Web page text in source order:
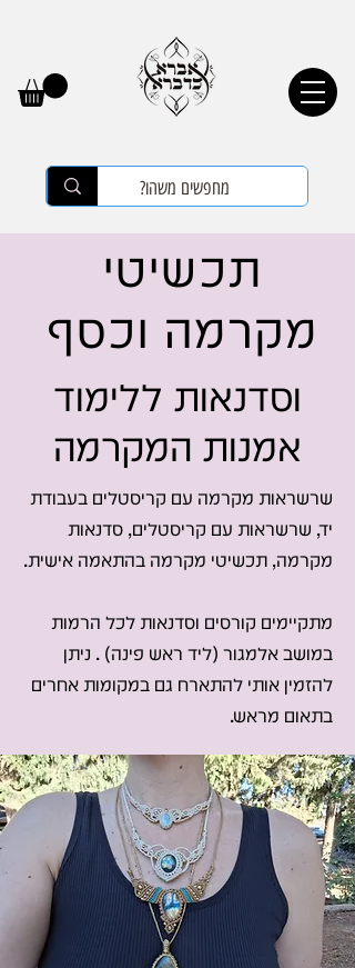
תכשיטי
מקרמה וכסף
וסדנאות ללימוד
אמנות המקרמה
שרשראות מקרמה עם קריסטלים בעבודת
יד, שרשראות עם קריסטלים, סדנאות
מקרמה, תכשיטי מקרמה בהתאמה אישית.
מתקיימים קורסים וסדנאות לכל הרמות
במושב אלמגור (ליד ראש פינה) . ניתן
להזמין אותי להתארח גם במקומות אחרים
בתאום מראש.